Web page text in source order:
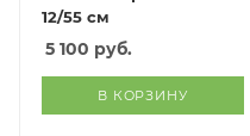
12/55 см
5 100 руб.
В КОРЗИНУ